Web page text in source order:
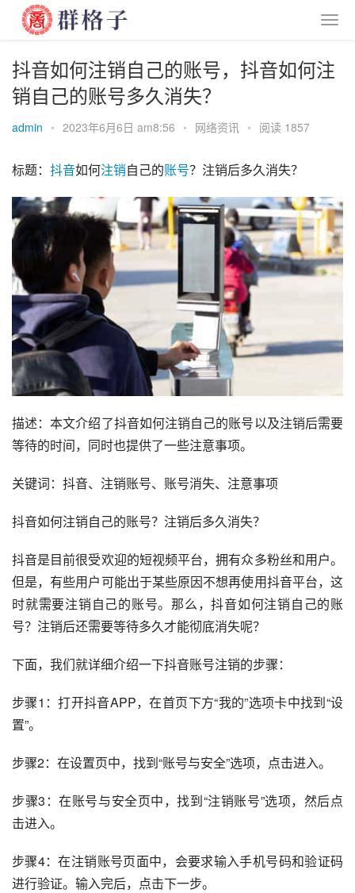
抖音如何注销自己的账号，抖音如何注
销自己的账号多久消失？
admin • 2023年6月6日 am8:56 • 网络资讯 • 阅读 1857
标题： 抖音如何注销自己的账号？注销后多久消失？
描述：本文介绍了抖音如何注销自己的账号以及注销后需要
等待的时间，同时也提供了一些注意事项。
关键词：抖音、注销账号、账号消失、注意事项
抖音如何注销自己的账号？注销后多久消失？
抖音是目前很受欢迎的短视频平台，拥有众多粉丝和用户。
但是，有些用户可能出于某些原因不想再使用抖音平台，这
时就需要注销自己的账号。那么，抖音如何注销自己的账
号？注销后还需要等待多久才能彻底消失呢？
下面，我们就详细介绍一下抖音账号注销的步骤：
步骤1：打开抖音APP，在首页下方“我的”选项卡中找到“设
置”。
步骤2：在设置页中，找到“账号与安全”选项，点击进入。
步骤3：在账号与安全页中，找到“注销账号”选项，然后点
击进入。
步骤4：在注销账号页面中，会要求输入手机号码和验证码
进行验证。输入完后，点击下一步。